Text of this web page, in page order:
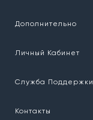
Дополнительно
Личный Кабинет
Служба Поддержки
Контакты